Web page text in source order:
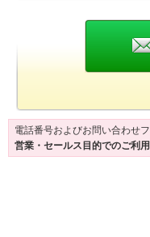
電話番号およびお問い合わせ
営業・セールス目的でのご利